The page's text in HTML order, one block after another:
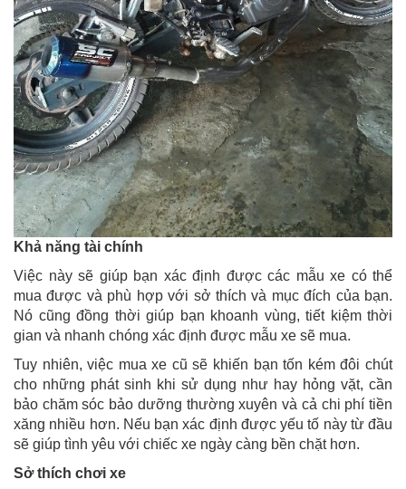
Khả năng tài chính
Việc này sẽ giúp bạn xác định được các mẫu xe có thể
mua được và phù hợp với sở thích và mục đích của bạn.
Nó cũng đồng thời giúp bạn khoanh vùng, tiết kiệm thời
gian và nhanh chóng xác định được mẫu xe sẽ mua.
Tuy nhiên, việc mua xe cũ sẽ khiến bạn tốn kém đôi chút
cho những phát sinh khi sử dụng như hay hỏng vặt, cần
bảo chăm sóc bảo dưỡng thường xuyên và cả chi phí tiền
xăng nhiều hơn. Nếu bạn xác định được yếu tố này từ đầu
sẽ giúp tình yêu với chiếc xe ngày càng bền chặt hơn.
Sở thích chơi xe